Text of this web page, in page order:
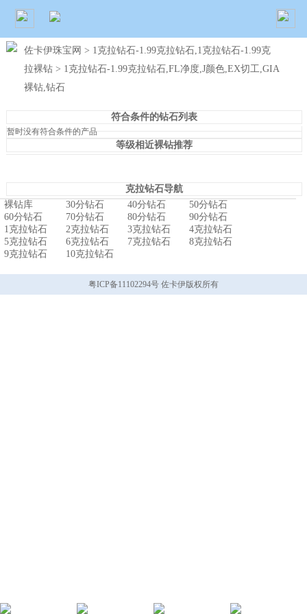
佐卡伊珠宝网 > 1克拉钻石-1.99克拉钻石,1克拉钻石-1.99克
拉裸钻 > 1克拉钻石-1.99克拉钻石,FL净度,J颜色,EX切工,GIA
裸钻,钻石
符合条件的钻石列表
暂时没有符合条件的产品
等级相近裸钻推荐
克拉钻石导航
裸钻库
30分钻石 40分钻石
50分钻石
60分钻石
70分钻石 80分钻石
90分钻石
1克拉钻石
2克拉钻石 3克拉钻石
4克拉钻石
5克拉钻石
6克拉钻石 7克拉钻石
8克拉钻石
9克拉钻石
10克拉钻石
粤ICP备11102294号 佐卡伊版权所有